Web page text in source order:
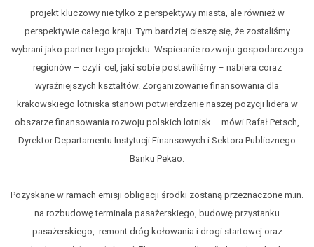
projekt kluczowy nie tylko z perspektywy miasta, ale również w
perspektywie całego kraju. Tym bardziej cieszę się, że zostaliśmy
wybrani jako partner tego projektu. Wspieranie rozwoju gospodarczego
regionów – czyli cel, jaki sobie postawiliśmy – nabiera coraz
wyraźniejszych kształtów. Zorganizowanie finansowania dla
krakowskiego lotniska stanowi potwierdzenie naszej pozycji lidera w
obszarze finansowania rozwoju polskich lotnisk – mówi Rafał Petsch,
Dyrektor Departamentu Instytucji Finansowych i Sektora Publicznego
Banku Pekao.
Pozyskane w ramach emisji obligacji środki zostaną przeznaczone m.in.
na rozbudowę terminala pasażerskiego, budowę przystanku
pasażerskiego, remont dróg kołowania i drogi startowej oraz